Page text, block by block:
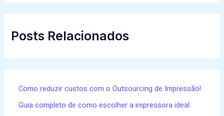
Posts Relacionados
Como reduzir custos com o Outsourcing de Impressão!
Guia completo de como escolher a impressora ideal